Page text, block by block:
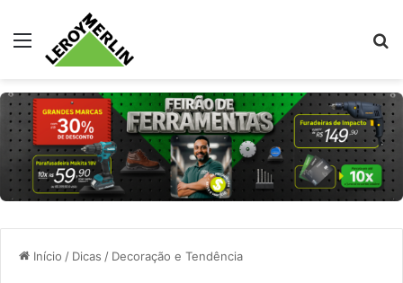
Menu
Início / Dicas / Decoração e Tendência